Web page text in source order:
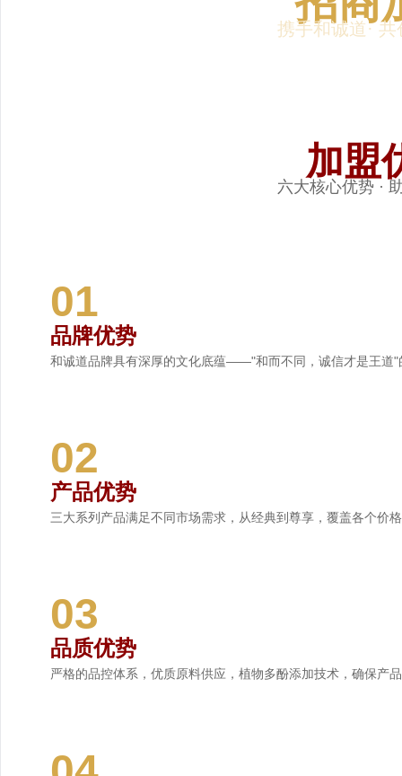
携手和诚道·
加盟
六大核心优势 ·
01
品牌优势
和诚道品牌具有深厚的文化底蕴——"和而不同，诚信才是王道
02
产品优势
三大系列产品满足不同市场需求，从经典到尊享，覆盖各个价
03
品质优势
严格的品控体系，优质原料供应，植物多酚添加技术，确保产